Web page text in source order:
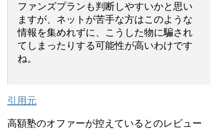
ファンズプランも判断しやすいかと思い
ますが、ネットが苦手な方はこのような
情報を集めれずに、こうした物に騙され
てしまったりする可能性が高いわけです
ね。
引用元
高額塾のオファーが控えているとのレビュー